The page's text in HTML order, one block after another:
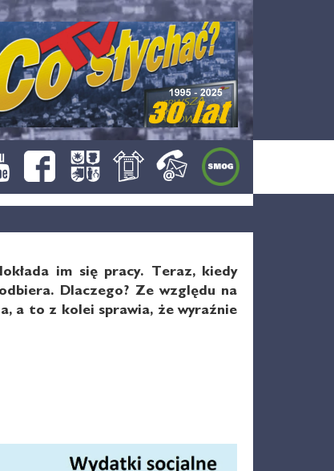
im się pracy. Teraz, kiedy
Dlaczego? Ze względu na
a to z kolei sprawia, że wyraźnie